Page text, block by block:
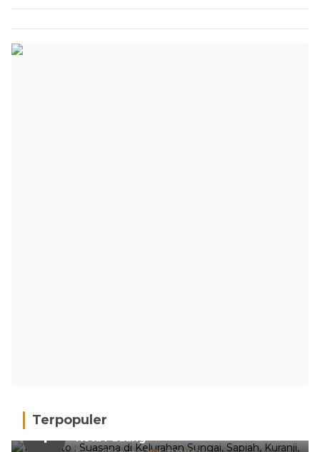
Terpopuler
1
Hujan Deras, 15 Titik Banjir Terdeteksi di
Kota Padang